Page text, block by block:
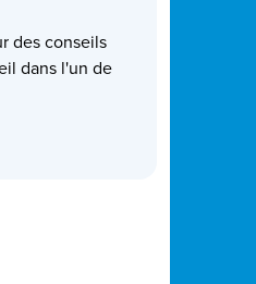
des conseils
dans l'un de